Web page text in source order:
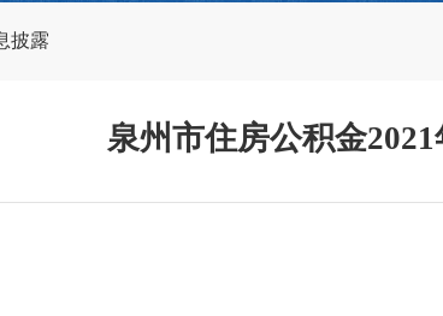
披露
泉州市住房公积金